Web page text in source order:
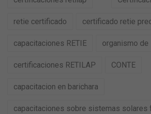
retie certificado certificado retie
capacitaciones RETIE organismo
certificaciones RETILAP CONTE
capacitacion en barichara
capacitaciones sobre sistemas solares